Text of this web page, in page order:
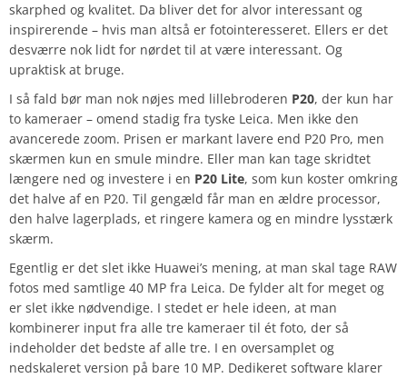
skarphed og kvalitet. Da bliver det for alvor interessant og
inspirerende – hvis man altså er fotointeresseret. Ellers er det
desværre nok lidt for nørdet til at være interessant. Og
upraktisk at bruge.
I så fald bør man nok nøjes med lillebroderen P20, der kun har
to kameraer – omend stadig fra tyske Leica. Men ikke den
avancerede zoom. Prisen er markant lavere end P20 Pro, men
skærmen kun en smule mindre. Eller man kan tage skridtet
længere ned og investere i en P20 Lite, som kun koster omkring
det halve af en P20. Til gengæld får man en ældre processor,
den halve lagerplads, et ringere kamera og en mindre lysstærk
skærm.
Egentlig er det slet ikke Huawei’s mening, at man skal tage RAW
fotos med samtlige 40 MP fra Leica. De fylder alt for meget og
er slet ikke nødvendige. I stedet er hele ideen, at man
kombinerer input fra alle tre kameraer til ét foto, der så
indeholder det bedste af alle tre. I en oversamplet og
nedskaleret version på bare 10 MP. Dedikeret software klarer